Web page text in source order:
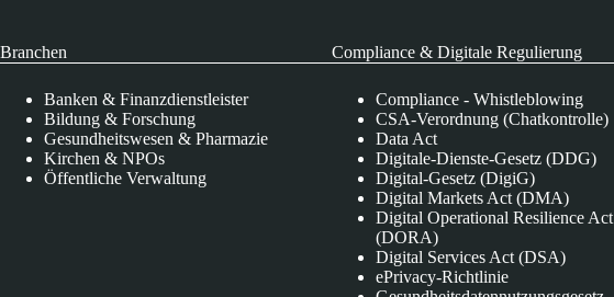
Branchen
Banken & Finanzdienstleister
Bildung & Forschung
Gesundheitswesen & Pharmazie
Kirchen & NPOs
Öffentliche Verwaltung
Compliance & Digitale Regulierung
Compliance - Whistleblowing
CSA-Verordnung (Chatkontrolle)
Data Act
Digitale-Dienste-Gesetz (DDG)
Digital-Gesetz (DigiG)
Digital Markets Act (DMA)
Digital Operational Resilience Act
(DORA)
Digital Services Act (DSA)
ePrivacy-Richtlinie